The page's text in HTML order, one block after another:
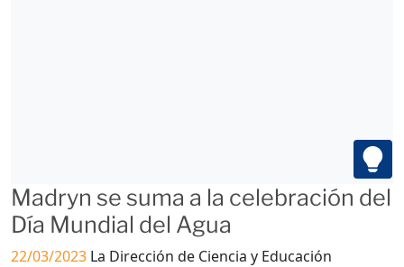
Madryn se suma a la celebración del
Día Mundial del Agua
22/03/2023 La Dirección de Ciencia y Educación